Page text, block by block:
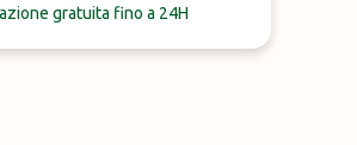
gratuita fino a 24H